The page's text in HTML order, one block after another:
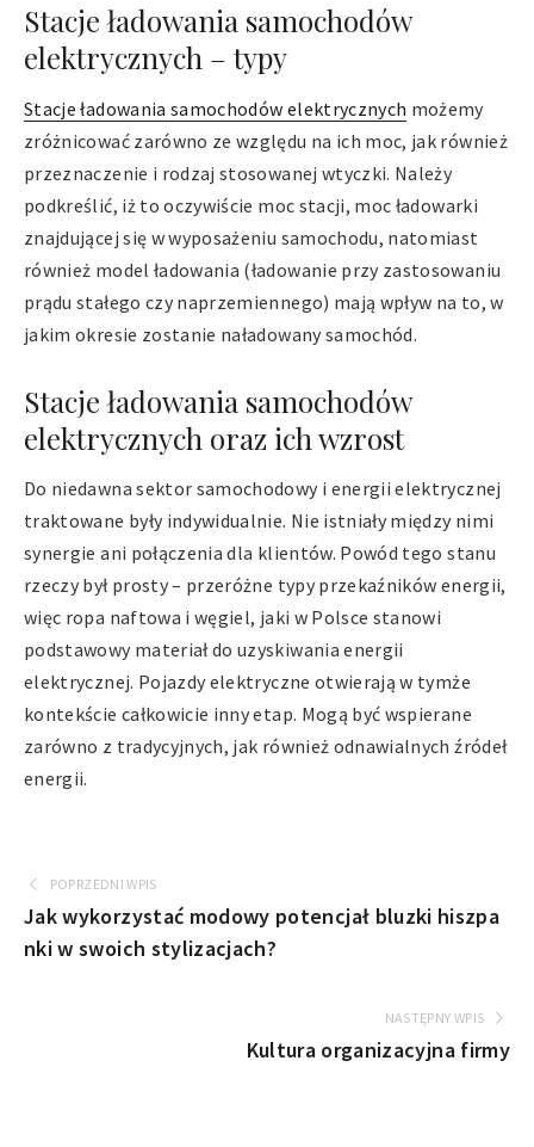
Stacje ładowania samochodów
elektrycznych – typy
Stacje ładowania samochodów elektrycznych możemy
zróżnicować zarówno ze względu na ich moc, jak również
przeznaczenie i rodzaj stosowanej wtyczki. Należy
podkreślić, iż to oczywiście moc stacji, moc ładowarki
znajdującej się w wyposażeniu samochodu, natomiast
również model ładowania (ładowanie przy zastosowaniu
prądu stałego czy naprzemiennego) mają wpływ na to, w
jakim okresie zostanie naładowany samochód.
Stacje ładowania samochodów
elektrycznych oraz ich wzrost
Do niedawna sektor samochodowy i energii elektrycznej
traktowane były indywidualnie. Nie istniały między nimi
synergie ani połączenia dla klientów. Powód tego stanu
rzeczy był prosty – przeróżne typy przekaźników energii,
więc ropa naftowa i węgiel, jaki w Polsce stanowi
podstawowy materiał do uzyskiwania energii
elektrycznej. Pojazdy elektryczne otwierają w tymże
kontekście całkowicie inny etap. Mogą być wspierane
zarówno z tradycyjnych, jak również odnawialnych źródeł
energii.
POPRZEDNI WPIS
Jak wykorzystać modowy potencjał bluzki hiszpa
nki w swoich stylizacjach?
NASTĘPNY WPIS
Kultura organizacyjna firmy